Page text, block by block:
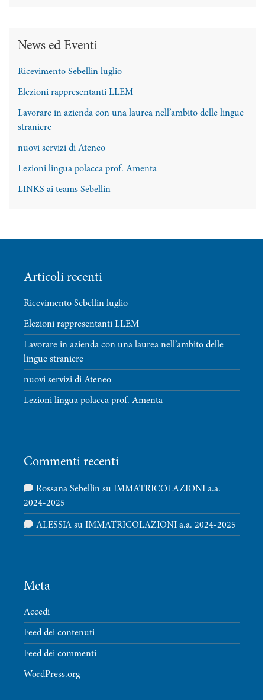
News ed Eventi
Ricevimento Sebellin luglio
Elezioni rappresentanti LLEM
Lavorare in azienda con una laurea nell’ambito delle lingue
straniere
nuovi servizi di Ateneo
Lezioni lingua polacca prof. Amenta
LINKS ai teams Sebellin
Articoli recenti
Ricevimento Sebellin luglio
Elezioni rappresentanti LLEM
Lavorare in azienda con una laurea nell’ambito delle
lingue straniere
nuovi servizi di Ateneo
Lezioni lingua polacca prof. Amenta
Commenti recenti
Rossana Sebellin su IMMATRICOLAZIONI a.a.
2024-2025
ALESSIA su IMMATRICOLAZIONI a.a. 2024-2025
Meta
Accedi
Feed dei contenuti
Feed dei commenti
WordPress.org